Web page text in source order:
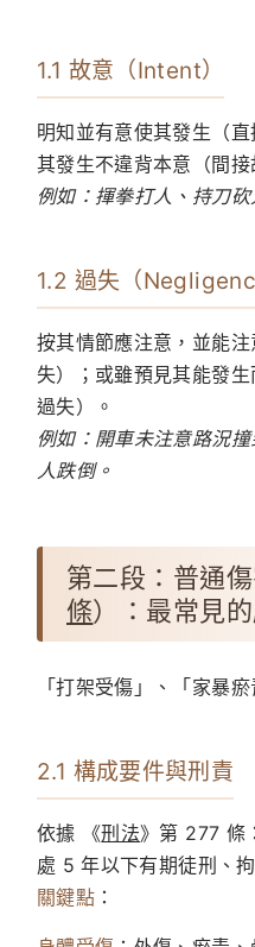
1.1 故意（Intent）
明知並有意使其發生（
其發生不違背本意（間接
例如：揮拳打人、持刀
1.2 過失（
按其情節應注意，並能
失）；或雖預見其能發
過失）。
例如：開車未注意路況
人跌倒。
第二段：普通
條）：最常見
「打架受傷」、「家暴
2.1 構成要件與刑責
依據 《刑法》第 277 條
處 5 年以下有期徒刑、
關鍵點 ：